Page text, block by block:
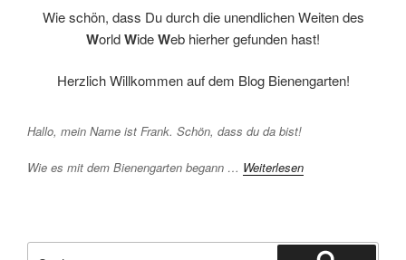
Wie schön, dass Du durch die unendlichen Weiten des
WorldWideWeb hierher gefunden hast!
Herzlich Willkommen auf dem Blog Bienengarten!
Hallo, mein Name ist Frank. Schön, dass du da bist!
Wie es mit dem Bienengarten begann … Weiterlesen